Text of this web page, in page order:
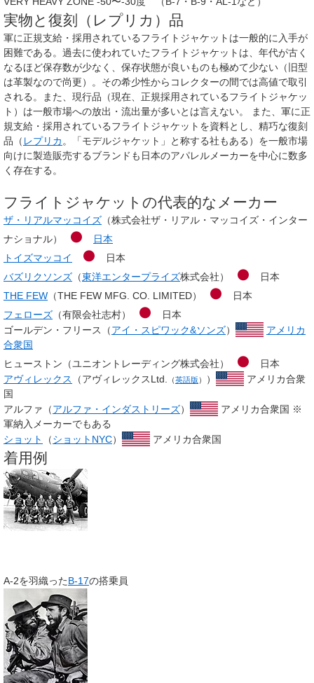
実物と復刻（レプリカ）品
軍に正規支給・採用されているフライトジャケットは一般的に入手が
困難である。過去に使われていたフライトジャケットは、年代が古く
なるほど保存数が少なく、保存状態が良いものも極めて少ない（旧型
は革製なので尚更）。その希少性からコレクターの間では高値で取引
される。また、現行品（現在、正規採用されているフライトジャケッ
ト）は一般市場への放出・流出量が多いとは言えない。 また、軍に正
規支給・採用されているフライトジャケットを資料とし、精巧な復刻
品（ レプリカ 。「モデルジャケット」と称する社もある）を一般市場
向けに製造販売するブランドも日本のアパレルメーカーを中心に数多
く存在する。
フライトジャケットの代表的なメーカー
ザ・リアルマッコイズ （株式会社ザ・リアル・マッコイズ・インター
ナショナル）
日本
トイズマッコイ
日本
バズリクソンズ （東洋エンタープライズ株式会社）
日本
THE FEW （THE FEW MFG. CO. LIMITED）
日本
フェローズ （有限会社志村）
日本
ゴールデン・フリース（アイ・スピワック&ソンズ）
アメリカ
合衆国
ヒューストン（ユニオントレーディング株式会社）
日本
アヴィレックス
（アヴィレックスLtd. （英語版 ） ）
アメリカ合衆
国
アルファ（アルファ・インダストリーズ）
アメリカ合衆国 ※
軍納入メーカーでもある
ショット
（ショットNYC） アメリカ合衆国
着用例
A-2を羽織ったB-17の搭乗員